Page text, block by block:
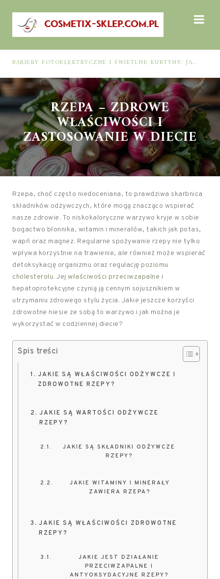
BARIERY FOTOELEKTRYCZNE I ŚWIETLNE KURTYNY: JAK DOBRAĆ ROZWIĄZANIE DO BEZPIECZEŃSTWA FUNKCJONALNEGO (MUTING, BLANKING, TYP 2 I TYP 4)
RZEPA – ZDROWE
WŁAŚCIWOŚCI I
ZASTOSOWANIE W DIECIE
Rzepa, choć często niedoceniana, to prawdziwa skarbnica
składników odżywczych, które mogą znacząco wspierać
nasze zdrowie. To niskokaloryczne warzywo kryje w sobie
bogactwo błonnika, witamin i minerałów, takich jak potas,
wapń oraz magnez. Regularne spożywanie rzepy nie tylko
wpływa korzystnie na trawienie, ale również może wspierać
detoksykację organizmu oraz regulację poziomu
cholesterolu. Jej właściwości przeciwzapalne i
hepatoprotekcyjne czynią ją cennym sojusznikiem w
utrzymaniu zdrowego stylu życia. Jakie jeszcze korzyści
zdrowotne niesie ze sobą to warzywo i jak można je
wykorzystać w codziennej diecie?
Spis treści
JAKIE SĄ WŁAŚCIWOŚCI ODŻYWCZE I
ZDROWOTNE RZEPY?
JAKIE SĄ WARTOŚCI ODŻYWCZE
RZEPY?
JAKIE SĄ SKŁADNIKI ODŻYWCZE
RZEPY?
JAKIE WITAMINY I MINERAŁY
ZAWIERA RZEPA?
JAKIE SĄ WŁAŚCIWOŚCI ZDROWOTNE
RZEPY?
JAKIE JEST DZIAŁANIE
PRZECIWZAPALNE I
ANTYOKSYDACYJNE RZEPY?